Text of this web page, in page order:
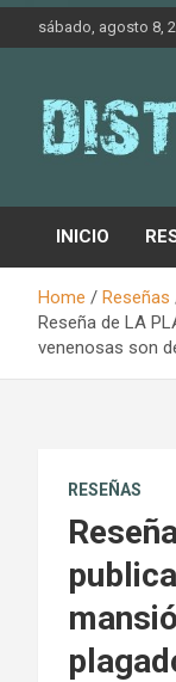
Skip
sábado, agosto 8,
INICIO
Home
Reseñas
Reseña de LA
venenosas son
RESEÑAS